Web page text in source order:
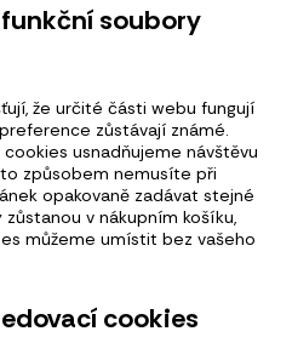
soubory
že určité části webu fungují
zůstávají známé.
usnadňujeme návštěvu
způsobem nemusíte při
opakovaně zadávat stejné
v nákupním košíku,
můžeme umístit bez vašeho
cookies